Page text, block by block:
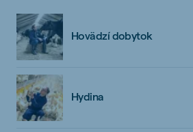
Hovädzí dobytok
Hydina